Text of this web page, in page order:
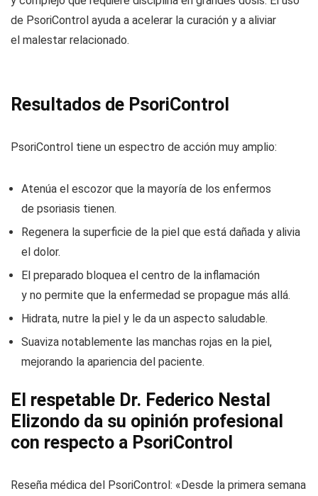
de PsoriControl ayuda a acelerar la curación y a aliviar
el malestar relacionado.
Resultados de PsoriControl
PsoriControl tiene un espectro de acción muy amplio:
Atenúa el escozor que la mayoría de los enfermos
de psoriasis tienen.
Regenera la superficie de la piel que está dañada y alivia
el dolor.
El preparado bloquea el centro de la inflamación
y no permite que la enfermedad se propague más allá.
Hidrata, nutre la piel y le da un aspecto saludable.
Suaviza notablemente las manchas rojas en la piel,
mejorando la apariencia del paciente.
El respetable Dr. Federico Nestal
Elizondo da su opinión profesional
con respecto a PsoriControl
Reseña médica del PsoriControl: «Desde la primera semana